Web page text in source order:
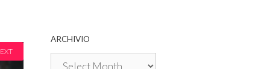
ARCHIVIO
Archivio